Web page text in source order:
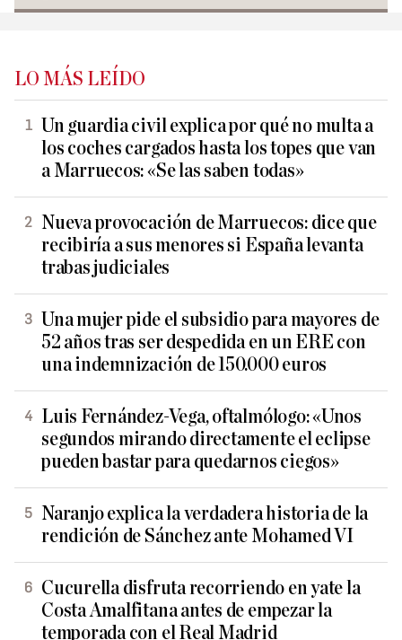
LO MÁS LEÍDO
Un guardia civil explica por qué no multa a
los coches cargados hasta los topes que van
a Marruecos: «Se las saben todas»
Nueva provocación de Marruecos: dice que
recibiría a sus menores si España levanta
trabas judiciales
Una mujer pide el subsidio para mayores de
52 años tras ser despedida en un ERE con
una indemnización de 150.000 euros
Luis Fernández-Vega, oftalmólogo: «Unos
segundos mirando directamente el eclipse
pueden bastar para quedarnos ciegos»
Naranjo explica la verdadera historia de la
rendición de Sánchez ante Mohamed VI
Cucurella disfruta recorriendo en yate la
Costa Amalfitana antes de empezar la
temporada con el Real Madrid